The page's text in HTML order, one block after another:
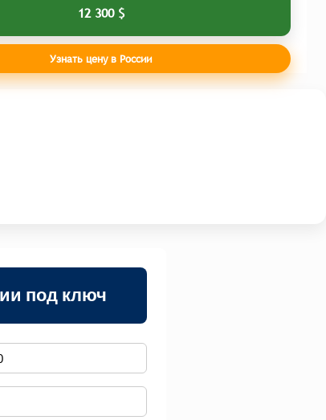
12 300 $
Узнать цену в России
под ключ